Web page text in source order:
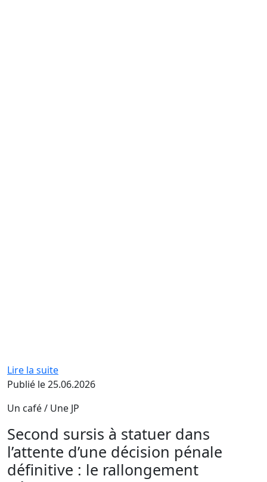
Lire la suite
Publié le 25.06.2026
Un café / Une JP
Second sursis à statuer dans
l’attente d’une décision pénale
définitive : le rallongement